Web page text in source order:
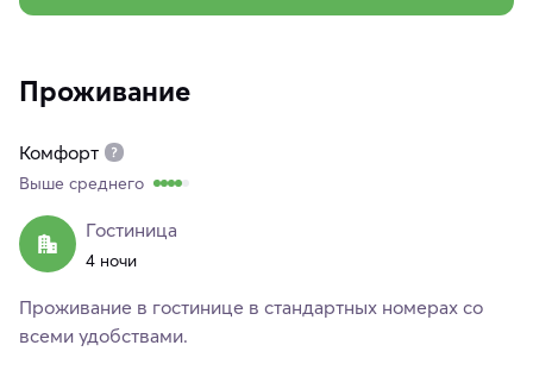
Проживание
Комфорт
Выше среднего
Гостиница
4 ночи
Проживание в гостинице в стандартных номерах со
всеми удобствами.